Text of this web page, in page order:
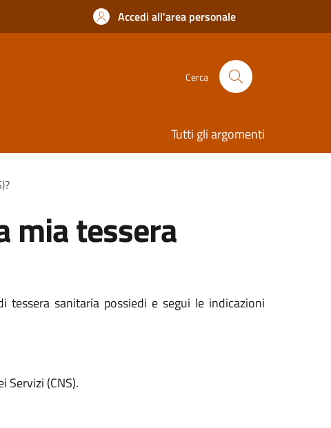
Accedi all'area personale
Cerca
Tutti gli argomenti
mia tessera
sanitaria possiedi e segui le indicazioni
Servizi (CNS).